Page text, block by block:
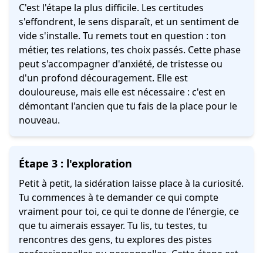
C'est l'étape la plus difficile. Les certitudes
s'effondrent, le sens disparaît, et un sentiment de
vide s'installe. Tu remets tout en question : ton
métier, tes relations, tes choix passés. Cette phase
peut s'accompagner d'anxiété, de tristesse ou
d'un profond découragement. Elle est
douloureuse, mais elle est nécessaire : c'est en
démontant l'ancien que tu fais de la place pour le
nouveau.
Étape 3 : l'exploration
Petit à petit, la sidération laisse place à la curiosité.
Tu commences à te demander ce qui compte
vraiment pour toi, ce qui te donne de l'énergie, ce
que tu aimerais essayer. Tu lis, tu testes, tu
rencontres des gens, tu explores des pistes